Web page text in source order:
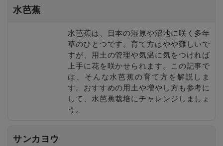
水芭蕉
水芭蕉は、日本の湿原や沼地に咲く多年
草のひとつです。育て方はやや難しいで
すが、用土の管理や気温に気をつければ
上手に花を咲かせられます。この記事で
は、そんな水芭蕉の育て方を解説しま
す。おすすめの用土や増やし方も参考に
して、水芭蕉栽培にチャレンジしましょ
う。
サンカヨウ